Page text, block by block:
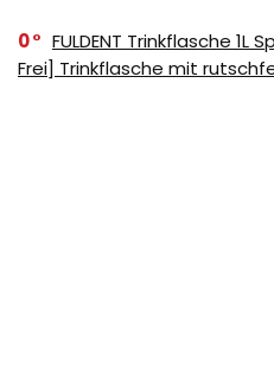
0
FULDENT Trinkflasche 1L
Frei] Trinkflasche mit